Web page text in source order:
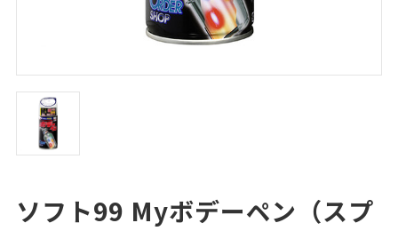
ソフト99 Myボデーペン（スプ